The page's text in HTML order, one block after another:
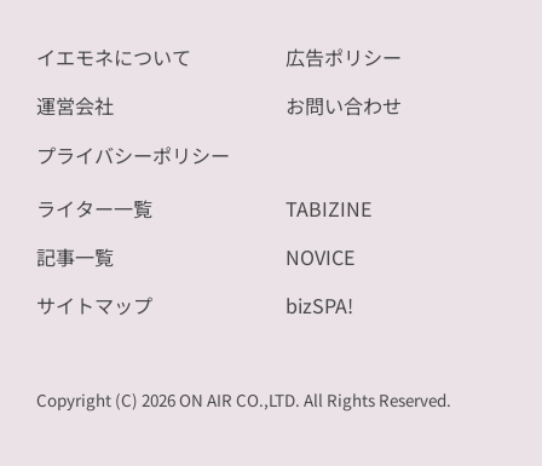
イエモネについて
運営会社
プライバシーポリシー
広告ポリシー
お問い合わせ
ライター一覧
記事一覧
サイトマップ
TABIZINE
NOVICE
bizSPA!
Copyright (C) 2026 ON AIR CO.,LTD. All Rights Reserved.